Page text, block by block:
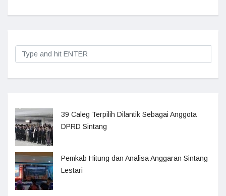
39 Caleg Terpilih Dilantik Sebagai Anggota
DPRD Sintang
Pemkab Hitung dan Analisa Anggaran Sintang
Lestari